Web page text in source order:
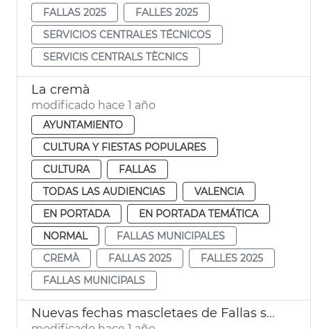
FALLAS 2025
FALLES 2025
SERVICIOS CENTRALES TÉCNICOS
SERVICIS CENTRALS TÈCNICS
La cremà
modificado hace 1 año
AYUNTAMIENTO
CULTURA Y FIESTAS POPULARES
CULTURA
FALLAS
TODAS LAS AUDIENCIAS
VALENCIA
EN PORTADA
EN PORTADA TEMÁTICA
NORMAL
FALLAS MUNICIPALES
CREMÀ
FALLAS 2025
FALLES 2025
FALLAS MUNICIPALS
Nuevas fechas mascletaes de Fallas suspendidas por la lluvia